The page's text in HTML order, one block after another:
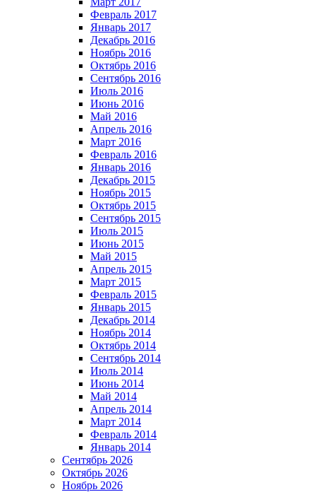
Февраль 2017
Январь 2017
Декабрь 2016
Ноябрь 2016
Октябрь 2016
Сентябрь 2016
Июль 2016
Июнь 2016
Май 2016
Апрель 2016
Март 2016
Февраль 2016
Январь 2016
Декабрь 2015
Ноябрь 2015
Октябрь 2015
Сентябрь 2015
Июль 2015
Июнь 2015
Май 2015
Апрель 2015
Март 2015
Февраль 2015
Январь 2015
Декабрь 2014
Ноябрь 2014
Октябрь 2014
Сентябрь 2014
Июль 2014
Июнь 2014
Май 2014
Апрель 2014
Март 2014
Февраль 2014
Январь 2014
Сентябрь 2026
Октябрь 2026
Ноябрь 2026